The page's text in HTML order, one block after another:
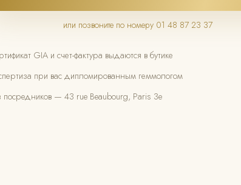
или позвоните по номеру 01 48 87 23 37
GIA и счет-фактура выдаются в бутике
при вас дипломированным геммологом
посредников — 43 rue Beaubourg, Paris 3e